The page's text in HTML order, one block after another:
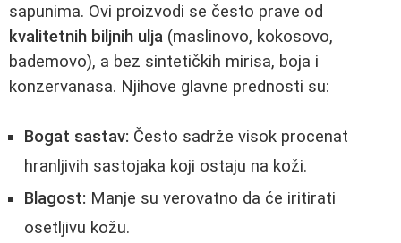
sapunima. Ovi proizvodi se često prave od
kvalitetnih biljnih ulja (maslinovo, kokosovo,
bademovo), a bez sintetičkih mirisa, boja i
konzervanasa. Njihove glavne prednosti su:
Bogat sastav: Često sadrže visok procenat
hranljivih sastojaka koji ostaju na koži.
Blagost: Manje su verovatno da će iritirati
osetljivu kožu.